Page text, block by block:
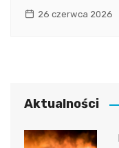
26 czerwca 2026
Aktualności